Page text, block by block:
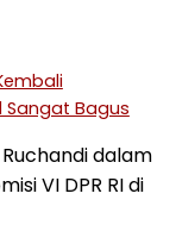
Sangat Bagus
dalam
VI DPR RI di